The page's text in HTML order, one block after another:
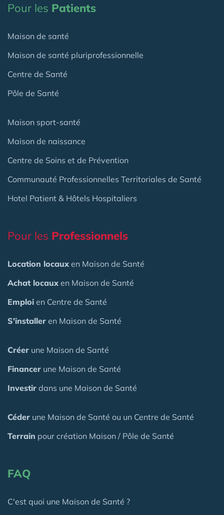
Pour les Patients
Maison de santé
Maison de santé pluriprofessionnelle
Centre de Santé
Pôle de Santé
Maison sport-santé
Maison de naissance
Centre de Soins et de Prévention
Communauté Professionnelles Territoriales de Santé
Hotel Patient & Hôtels Hospitaliers
Pour les Professionnels
Location locaux en Maison de Santé
Achat locaux en Maison de Santé
Emploi en Centre de Santé
S'installer en Maison de Santé
Créer une Maison de Santé
Financer une Maison de Santé
Investir dans une Maison de Santé
Céder une Maison de Santé ou un Centre de Santé
Terrain pour création Maison / Pôle de Santé
FAQ
C'est quoi une Maison de Santé ?